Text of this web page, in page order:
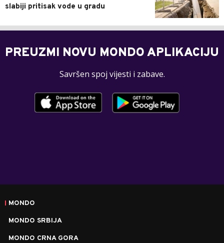
slabiji pritisak vode u gradu
PREUZMI NOVU MONDO APLIKACIJU
Savršen spoj vijesti i zabave.
MONDO
MONDO SRBIJA
MONDO CRNA GORA